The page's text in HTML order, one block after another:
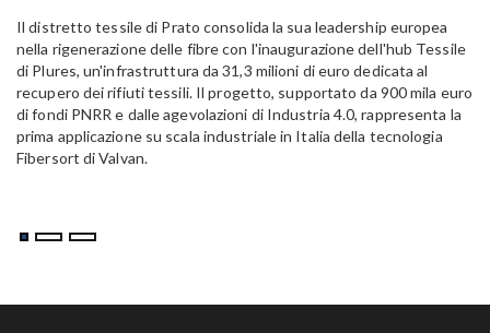
Il distretto tessile di Prato consolida la sua leadership europea
nella rigenerazione delle fibre con l'inaugurazione dell'hub Tessile
di Plures, un'infrastruttura da 31,3 milioni di euro dedicata al
recupero dei rifiuti tessili. Il progetto, supportato da 900 mila euro
di fondi PNRR e dalle agevolazioni di Industria 4.0, rappresenta la
prima applicazione su scala industriale in Italia della tecnologia
Fibersort di Valvan.